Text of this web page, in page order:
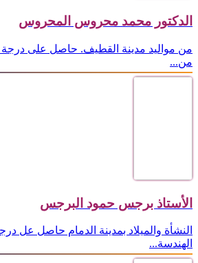
الدكتور محمد محروس المحروس
من مواليد مدينة القطيف. حاصل على درجة
من...
الأستاذ برجس حمود البرجس
النشأة والميلاد بمدينة الدمام حاصل عل
الهندسة...